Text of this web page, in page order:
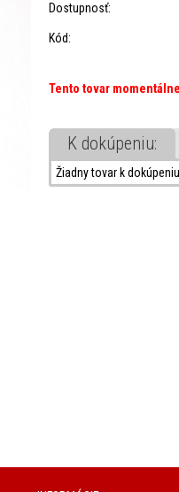
Dostupnosť:
Kód:
Tento tovar
K dokúpeniu:
Žiadny tovar k dokúpeniu.